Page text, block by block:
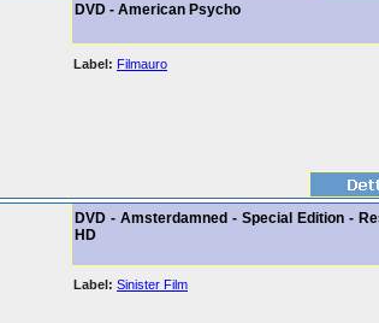
DVD - American Psycho
Label: Filmauro
DVD - Amsterdamned - Special Edition -
HD
Label: Sinister Film